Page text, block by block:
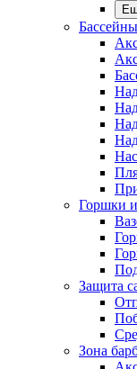
Горшки
Защита
Зона